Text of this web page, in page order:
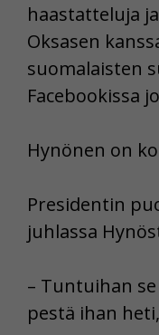
haastatteluja
Oksasen
suomalaisten
Facebookissa
Hynönen on
Presidentin
juhlassa
– Tuntuihan
pestä ihan